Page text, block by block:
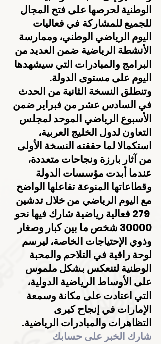
الوطنية لحرصها على فتح المجال
للجميع للمشاركة في فعاليات
اليوم الرياضي الوطني، وممارسة
الأنشطة الرياضية ضمن العديد من
البرامج والمبادرات التي سيشهدها
اليوم على مستوى الدولة.
وتنطلق النسخة الثانية من الحدث
في السادس عشر من فبراير ضمن
الأسبوع الرياضي الموحد لمجلس
التعاون لدول الخليج العربية،
استكمالا لما حققته النسخة الأولى
من آثار بارزة ونجاحات متعددة،
عندما أبدت مؤسسات الدولة
وقطاعاتها المنوعة تفاعلها الواضح
مع اليوم الرياضي من خلال تدشين
279 فعالية رياضية شارك فيها نحو
30000 شخص ما بين كبار وصغار
وذوي الإحتياجات الخاصة، ليرسم
لوحة راقية في التلاحم والمحبة
الوطنية لتنعكس بشكل ملموس
على الأوساط الرياضية الدولية،
التي اعتادت على مكانة وسمعة
الإمارات في إنجاح كبرى
التظاهرات والمبادرات الرياضية.
شارك الخبر على حسابك